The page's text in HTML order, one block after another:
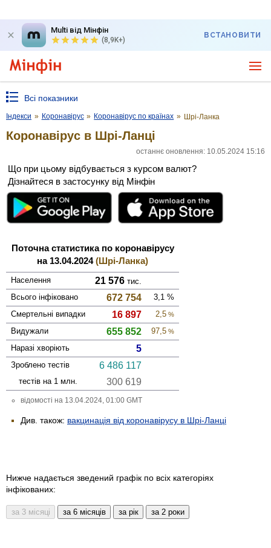
Multi від Мінфін
(8,9K+)
ВСТАНОВИТИ
Всі показники
Індекси » Коронавірус » Коронавірус по країнах » Шрі-Ланка
Коронавірус в Шрі-Ланці
останнє оновлення: 10.05.2024 15:16
Що при цьому відбувається з курсом валют?
Дізнайтеся в застосунку від Мінфін
Поточна статистика по коронавірусу
на 13.04.2024(Шрі-Ланка)
Населення 21 576 тис.
Всього інфі­ковано
672 754 3,1 %
Смер­тельні випадки
16 897 2,5 %
Виду­жали 655 852 97,5 %
Наразі хворіють 5
Зроблено тестів 6 486 117
тестів на 1 млн. 300 619
відомості на 13.04.2024, 01:00 GMT
Див. також: вакцинація від коронавірусу в Шрі-Ланці
Нижче надається зведений графік по всіх категоріях
інфікованих: